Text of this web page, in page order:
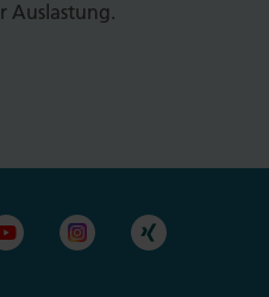
Auslastung.